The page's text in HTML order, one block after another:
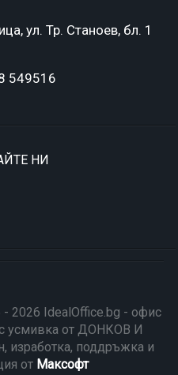
ул. Тр. Станоев, бл. 1
549516
НИ
- 2026 IdealOffice.bg - офис
усмивка от ДОНКОВ И
поддръжка и
от Максофт